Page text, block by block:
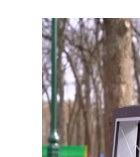
e
b
o
k
t
s
A
p
p
t
t
e
r
k
e
d
I
i